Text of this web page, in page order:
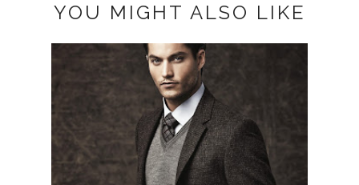
YOU MIGHT ALSO LIKE